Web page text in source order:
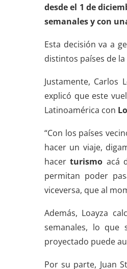
desde el 1 de
semanales y con
Esta decisión va a
distintos países de
Justamente, Carlos
explicó que este
Latinoamérica con
“Con los países
hacer un viaje,
hacerturismo acá
permitan poder
viceversa, que al
Además, Loayza
semanales, lo que
proyectado puede
Por su parte, Juan